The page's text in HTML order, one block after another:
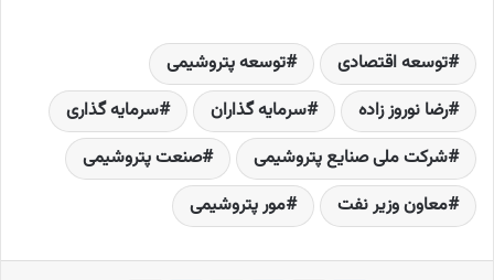
توسعه اقتصادی
توسعه پتروشیمی
رضا نوروز زاده
سرمایه گذاران
سرمایه گذاری
شرکت ملی صنایع پتروشیمی
صنعت پتروشیمی
معاون وزیر نفت
مور پتروشیمی